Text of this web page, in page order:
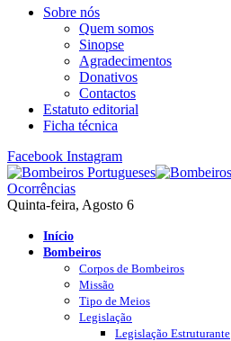
Sobre nós
Quem somos
Sinopse
Agradecimentos
Donativos
Contactos
Estatuto editorial
Ficha técnica
Facebook Instagram
Ocorrências
Quinta-feira, Agosto 6
Início
Bombeiros
Corpos de Bombeiros
Missão
Tipo de Meios
Legislação
Legislação Estruturante